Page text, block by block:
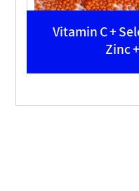
Vitamin C +
Zinc